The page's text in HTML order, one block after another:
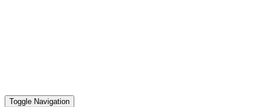
Toggle Navigation